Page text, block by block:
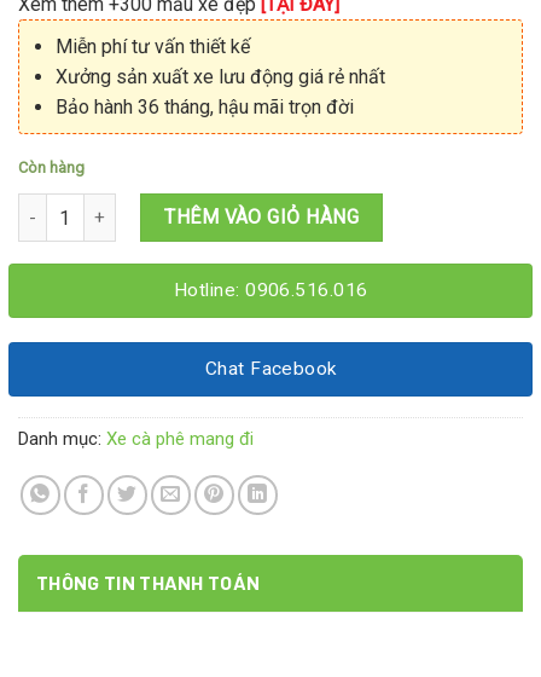
Miễn phí tư vấn thiết kế
Xưởng sản xuất xe lưu động giá rẻ nhất
Bảo hành 36 tháng, hậu mãi trọn đời
Còn hàng
Tủ cafe 1M2x60x1M95 số lượngTHÊM VÀO GIỎ HÀNG
Hotline: 0906.516.016
Chat Facebook
Danh mục: Xe cà phê mang đi
THÔNG TIN THANH TOÁN